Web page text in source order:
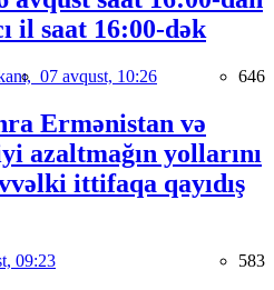
il saat 16:00-dək
07 avqust, 10:26 646
Ermənistan və
azaltmağın yollarını
ittifaqa qayıdış
09:23 583